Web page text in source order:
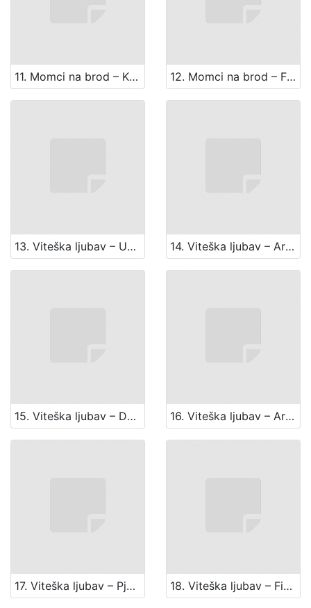
11. Momci na brod – Kadrila 12. Momci na brod – Finale
13. Viteška ljubav – Uvertira 14. Viteška ljubav – Arija kneza
15. Viteška ljubav – Duet kneza i plemića 16. Viteška ljubav – Arija kneginjice
17. Viteška ljubav – Pjesma trubadura 18. Viteška ljubav – Finale I. čina